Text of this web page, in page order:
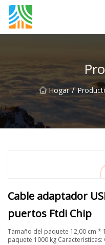
Hogar /
Cable adaptador
puertos Ftdi Chip
Tamaño del paquete 12,00 cm *
paquete 1000 kg Características: